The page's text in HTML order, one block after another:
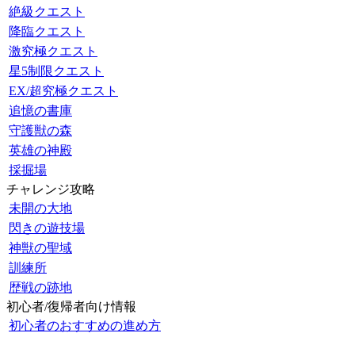
絶級クエスト
降臨クエスト
激究極クエスト
星5制限クエスト
EX/超究極クエスト
追憶の書庫
守護獣の森
英雄の神殿
採掘場
チャレンジ攻略
未開の大地
閃きの遊技場
神獣の聖域
訓練所
歴戦の跡地
初心者/復帰者向け情報
初心者のおすすめの進め方